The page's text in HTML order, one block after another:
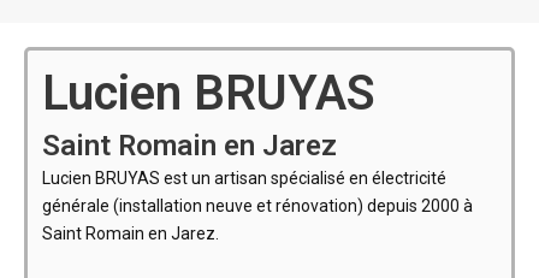
Lucien BRUYAS
Saint Romain en Jarez
Lucien BRUYAS est un artisan spécialisé en électricité
générale (installation neuve et rénovation) depuis 2000 à
Saint Romain en Jarez.